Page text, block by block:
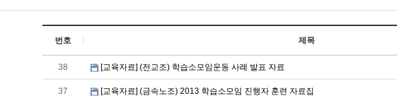
번호 제목
38 [교육자료] (전교조) 학습소모임운동 사례 발표 자료
37 [교육자료] (금속노조) 2013 학습소모임 진행자 훈련 자료집